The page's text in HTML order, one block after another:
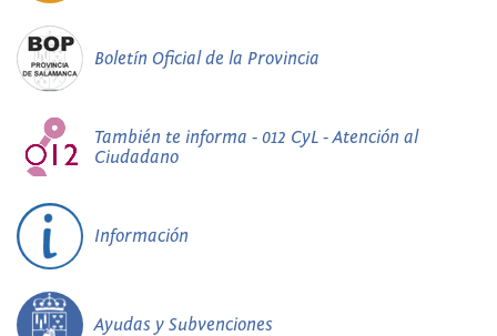
Boletín Oficial de la Provincia
También te informa - 012 CyL - Atención al
Ciudadano
Información
Ayudas y Subvenciones